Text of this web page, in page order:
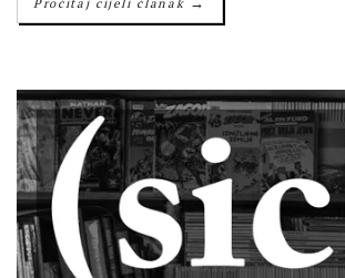
Pročitaj cijeli članak